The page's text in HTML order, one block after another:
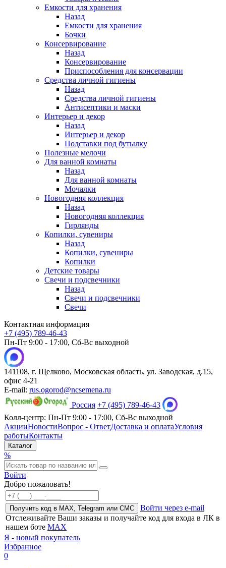
Емкости для хранения
Назад
Емкости для хранения
Бочки
Консервирование
Назад
Консервирование
Приспособления для консервации
Средства личной гигиены
Назад
Средства личной гигиены
Антисептики и маски
Интерьер и декор
Назад
Интерьер и декор
Подставки под бутылку
Полезные мелочи
Для ванной комнаты
Назад
Для ванной комнаты
Мочалки
Новогодняя коллекция
Назад
Новогодняя коллекция
Гирлянды
Копилки, сувениры
Назад
Копилки, сувениры
Копилки
Детские товары
Свечи и подсвечники
Назад
Свечи и подсвечники
Свечи
Контактная информация
+7 (495) 789-46-43
Пн-Пт 9:00 - 17:00, Сб-Вс выходной
141108, г. Щелково, Московская область, ул. Заводская, д.15,
офис 4-21
E-mail: rus.ogorod@ncsemena.ru
Россия +7 (495) 789-46-43
Колл-центр: Пн-Пт 9:00 - 17:00, Сб-Вс выходной
АкцииНовостиВопрос - ОтветДоставка и оплатаУсловия
работыКонтакты
Каталог
%
Войти
Добро пожаловать!
Получить код в MAX, Telegram или СМС
Войти через e-mail
Отслеживайте Ваши заказы и получайте код для входа в ЛК в
нашем боте MAX
Я - новый покупатель
Избранное
0